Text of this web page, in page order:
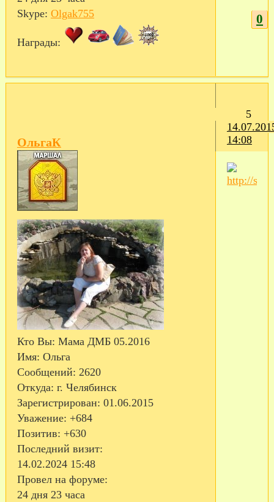
Skype: Olgak755
Награды:
0
5
14:08
ОльгаК
Кто Вы: Мама ДМБ 05.2016
Имя: Ольга
Сообщений: 2620
Откуда: г. Челябинск
Зарегистрирован: 01.06.2015
Уважение: +684
Позитив: +630
Последний визит:
14.02.2024 15:48
Провел на форуме:
24 дня 23 часа